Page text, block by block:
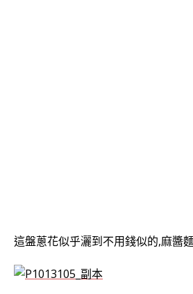
這盤蔥花似乎灑到不用錢似的,麻醬